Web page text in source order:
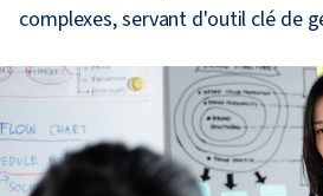
complexes, servant d'outil clé de